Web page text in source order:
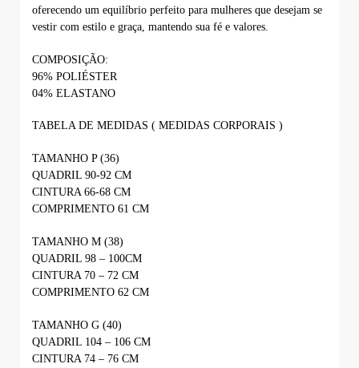
oferecendo um equilíbrio perfeito para mulheres que desejam se
vestir com estilo e graça, mantendo sua fé e valores.
COMPOSIÇÃO:
96% POLIÉSTER
04% ELASTANO
TABELA DE MEDIDAS ( MEDIDAS CORPORAIS )
TAMANHO P (36)
QUADRIL 90-92 CM
CINTURA 66-68 CM
COMPRIMENTO 61 CM
TAMANHO M (38)
QUADRIL 98 – 100CM
CINTURA 70 – 72 CM
COMPRIMENTO 62 CM
TAMANHO G (40)
QUADRIL 104 – 106 CM
CINTURA 74 – 76 CM